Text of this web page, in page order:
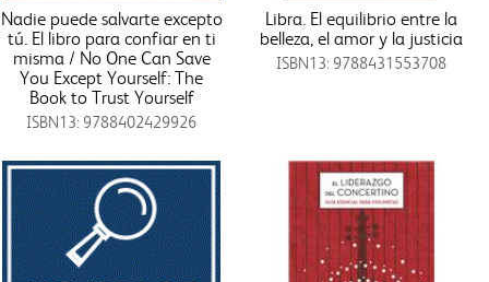
Nadie puede salvarte excepto
tú. El libro para confiar en ti
misma / No One Can Save
You Except Yourself: The
Book to Trust Yourself
ISBN13: 9788402429926
Libra. El equilibrio entre la
belleza, el amor y la justicia
ISBN13: 9788431553708